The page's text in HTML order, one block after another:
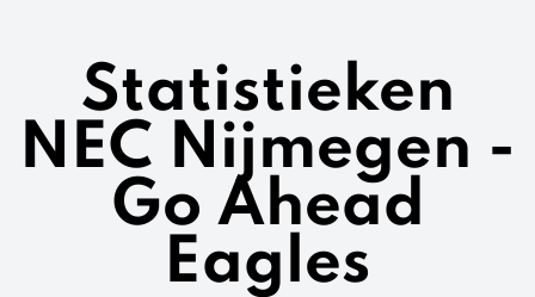
Statistieken
NEC Nijmegen -
Go Ahead
Eagles